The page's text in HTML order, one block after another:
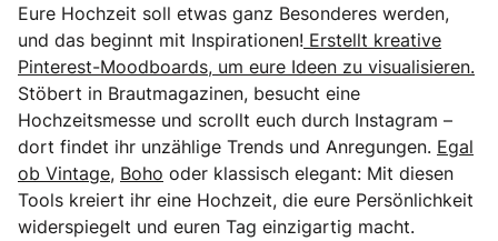
Eure Hochzeit soll etwas ganz Besonderes werden,
und das beginnt mit Inspirationen! Erstellt kreative
Pinterest-Moodboards, um eure Ideen zu visualisieren.
Stöbert in Brautmagazinen, besucht eine
Hochzeitsmesse und scrollt euch durch Instagram –
dort findet ihr unzählige Trends und Anregungen. Egal
ob Vintage, Boho oder klassisch elegant: Mit diesen
Tools kreiert ihr eine Hochzeit, die eure Persönlichkeit
widerspiegelt und euren Tag einzigartig macht.